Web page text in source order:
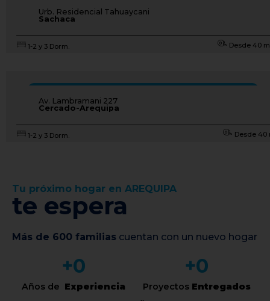
Urb. Residencial Tahuaycani
Sachaca
1-2 y 3 Dorm. Desde 40
Av. Lambramani 227
Cercado-Arequipa
1-2 y 3 Dorm. Desde 40
Tu próximo hogar en AREQUIPA
te espera
Más de 600 familias cuentan con un nuevo hogar
Años de Experiencia
+0
Proyectos Entregados
+0